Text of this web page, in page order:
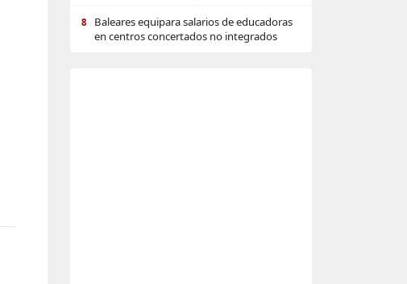
8
Baleares equipara salarios de educadoras
en centros concertados no integrados